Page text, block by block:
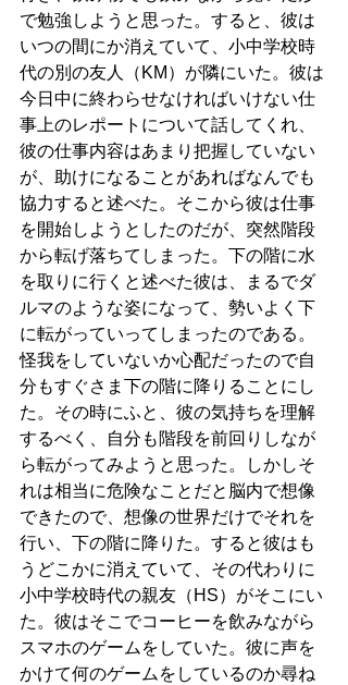
で勉強しようと思った。すると、彼は
いつの間にか消えていて、小中学校時
代の別の友人（KM）が隣にいた。彼は
今日中に終わらせなければいけない仕
事上のレポートについて話してくれ、
彼の仕事内容はあまり把握していない
が、助けになることがあればなんでも
協力すると述べた。そこから彼は仕事
を開始しようとしたのだが、突然階段
から転げ落ちてしまった。下の階に水
を取りに行くと述べた彼は、まるでダ
ルマのような姿になって、勢いよく下
に転がっていってしまったのである。
怪我をしていないか心配だったので自
分もすぐさま下の階に降りることにし
た。その時にふと、彼の気持ちを理解
するべく、自分も階段を前回りしなが
ら転がってみようと思った。しかしそ
れは相当に危険なことだと脳内で想像
できたので、想像の世界だけでそれを
行い、下の階に降りた。すると彼はも
うどこかに消えていて、その代わりに
小中学校時代の親友（HS）がそこにい
た。彼はそこでコーヒーを飲みながら
スマホのゲームをしていた。彼に声を
かけて何のゲームをしているのか尋ね